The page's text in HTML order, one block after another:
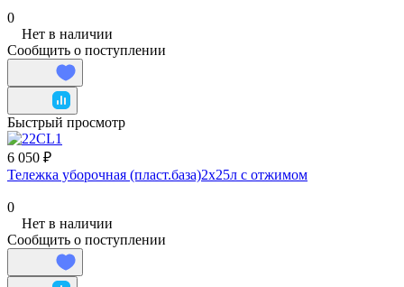
0
Нет в наличии
Сообщить о поступлении
Быстрый просмотр
6 050 ₽
Тележка уборочная (пласт.база)2х25л с отжимом
0
Нет в наличии
Сообщить о поступлении